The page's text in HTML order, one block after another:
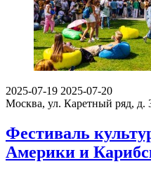
2025-07-19 2025-07-20
Москва, ул. Каретный ряд, д.
Фестиваль
Америки и